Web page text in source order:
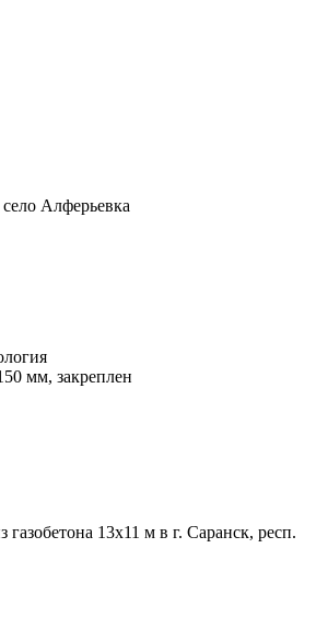
Алферьевка
мм, закреплен
13х11 м в г. Саранск, респ.